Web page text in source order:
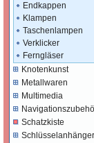
Endkappen
Klampen
Taschenlampen
Verklicker
Ferngläser
Knotenkunst
Metallwaren
Multimedia
Schatzkiste
Schlüsselanhänger